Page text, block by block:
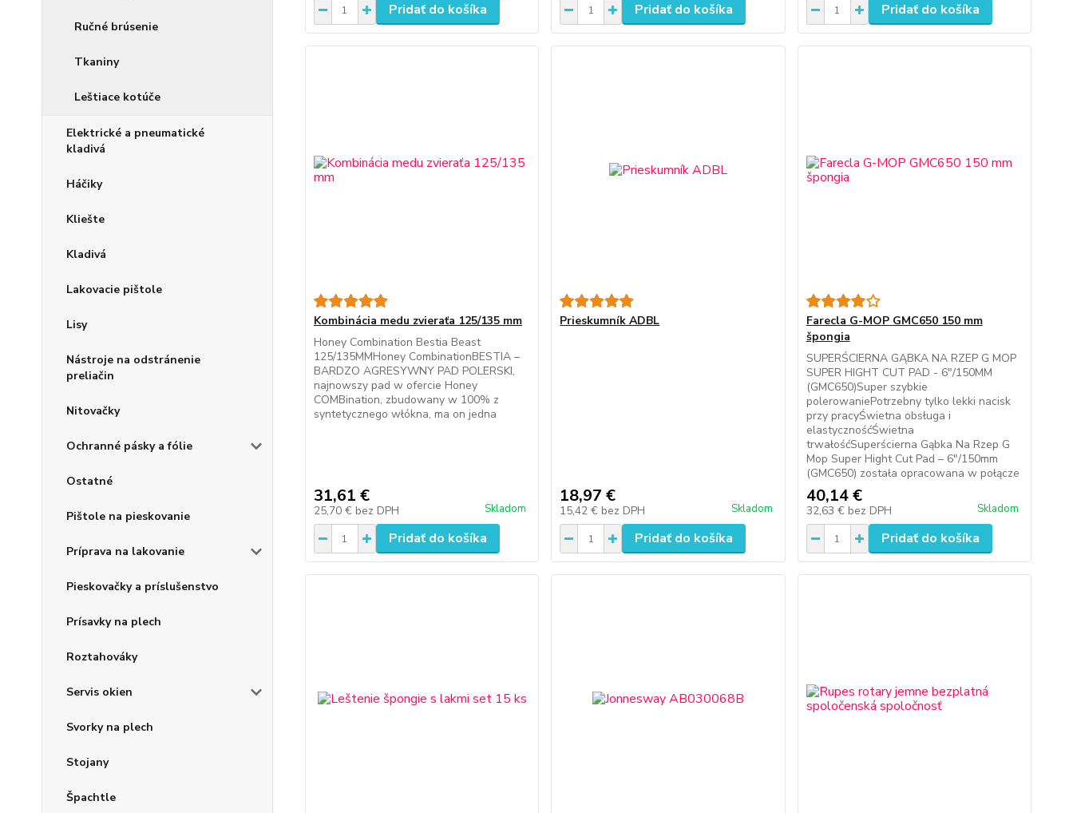
Ručné brúsenie
Tkaniny
Leštiace kotúče
Elektrické a pneumatické
kladivá
Háčiky
Kliešte
Kladivá
Lakovacie pištole
Lisy
Nástroje na odstránenie
preliačin
Nitovačky
Ochranné pásky a fólie
Ostatné
Pištole na pieskovanie
Príprava na lakovanie
Pieskovačky a príslušenstvo
Prísavky na plech
Roztahováky
Servis okien
Svorky na plech
Stojany
Špachtle
Pridať do košíka Pridať do košíka Pridať do košíka
Kombinácia medu zvieraťa 125/135 mm
Honey Combination Bestia Beast
125/135MMHoney CombinationBESTIA –
BARDZO AGRESYWNY PAD POLERSKI,
najnowszy pad w ofercie Honey
COMBination, zbudowany w 100% z
syntetycznego włókna, ma on jedna
31,61 €
25,70 € bez DPH Skladom
Pridať do košíka
Prieskumník ADBL
18,97 €
15,42 € bez DPH Skladom
Pridať do košíka
Farecla G-MOP GMC650 150 mm
špongia
SUPERŚCIERNA GĄBKA NA RZEP G MOP
SUPER HIGHT CUT PAD - 6"/150MM
(GMC650)Super szybkie
polerowaniePotrzebny tylko lekki nacisk
przy pracyŚwietna obsługa i
elastycznośćŚwietna
trwałośćSuperścierna Gąbka Na Rzep G
Mop Super Hight Cut Pad – 6″/150mm
(GMC650) została opracowana w połącze
40,14 €
32,63 € bez DPH Skladom
Pridať do košíka